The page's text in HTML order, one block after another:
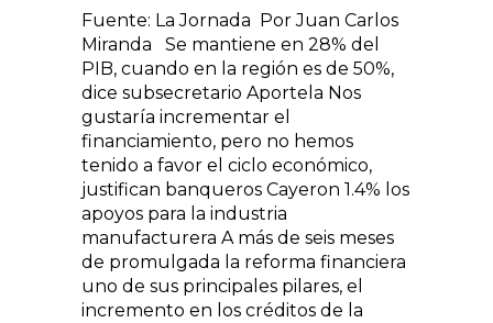
Fuente: La Jornada Por Juan Carlos
Miranda Se mantiene en 28% del
PIB, cuando en la región es de 50%,
dice subsecretario Aportela Nos
gustaría incrementar el
financiamiento, pero no hemos
tenido a favor el ciclo económico,
justifican banqueros Cayeron 1.4% los
apoyos para la industria
manufacturera A más de seis meses
de promulgada la reforma financiera
uno de sus principales pilares, el
incremento en los créditos de la